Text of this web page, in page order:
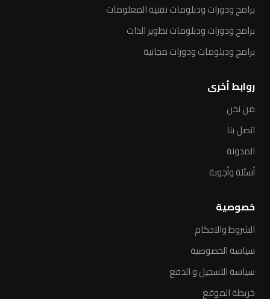
برامج ودورات ودبلومات تقنية المعلومات
برامح ودورات ودبلومات تطوير الذات
برامج ودبلومات ودورات مجانية
روابط أخرى
من نحن
اتصل بنا
المدونة
أسئلة وأجوبة
خصوصية
الشروط والاحكام
سياسة الخصوصية
سياسة التسجيل و الدفع
خريطة الموقع